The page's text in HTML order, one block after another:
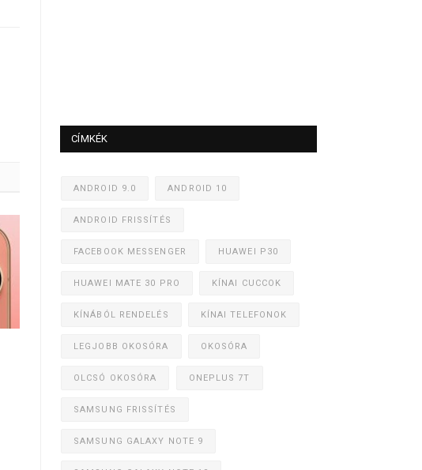
CÍMKÉK
ANDROID 9.0 ANDROID 10
ANDROID FRISSÍTÉS
FACEBOOK MESSENGER HUAWEI P30
HUAWEI MATE 30 PRO KÍNAI CUCCOK
KÍNÁBÓL RENDELÉS KÍNAI TELEFONOK
LEGJOBB OKOSÓRA OKOSÓRA
OLCSÓ OKOSÓRA ONEPLUS 7T
SAMSUNG FRISSÍTÉS
SAMSUNG GALAXY NOTE 9